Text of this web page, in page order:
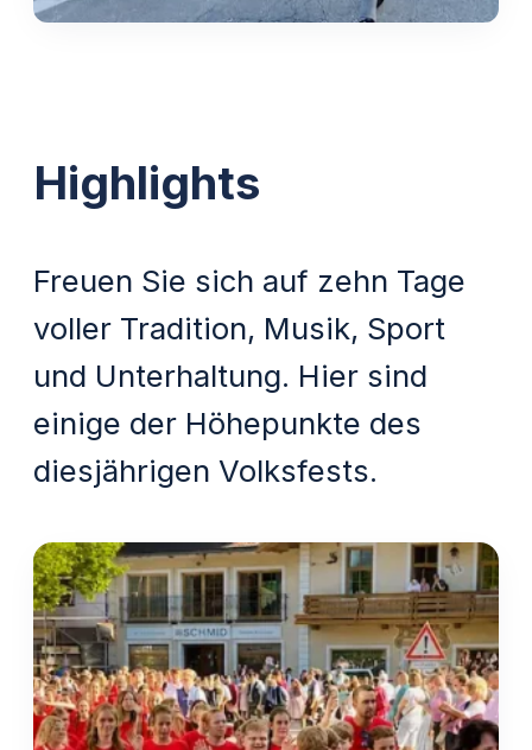
Highlights
Freuen Sie sich auf zehn Tage
voller Tradition, Musik, Sport
und Unterhaltung. Hier sind
einige der Höhepunkte des
diesjährigen Volksfests.